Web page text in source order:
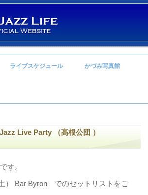
コンテンツへ移動
ライブスケジュール かづみ写真館
Live Party ​（高根公団 ​）
す。
） Bar Byron でのセットリストをご